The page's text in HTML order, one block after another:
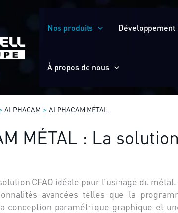
Nos produits Développement
À propos de nous
ALPHACAM ALPHACAM MÉTAL
MÉTAL : La
CFAO idéale pour l’usinage du métal.
avancées telles que la
conception paramétrique graphique et